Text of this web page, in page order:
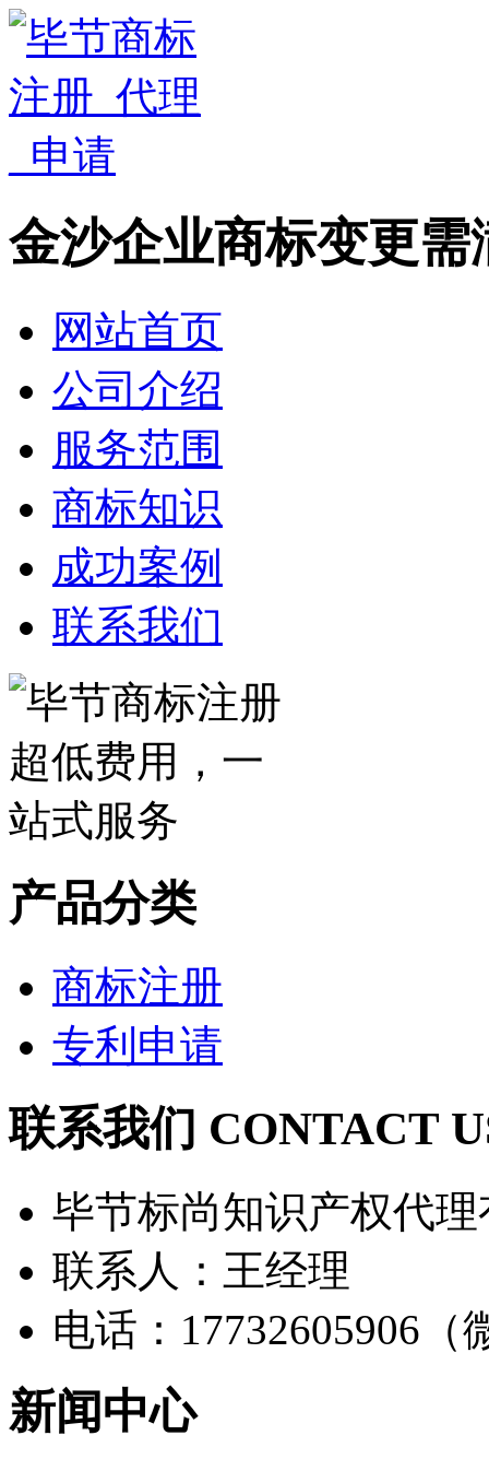
金沙企业商标变更需
网站首页
公司介绍
服务范围
商标知识
成功案例
联系我们
产品分类
商标注册
专利申请
联系我们 CONTACT
毕节标尚知识产权代
联系人：王经理
电话：17732605906（
新闻中心